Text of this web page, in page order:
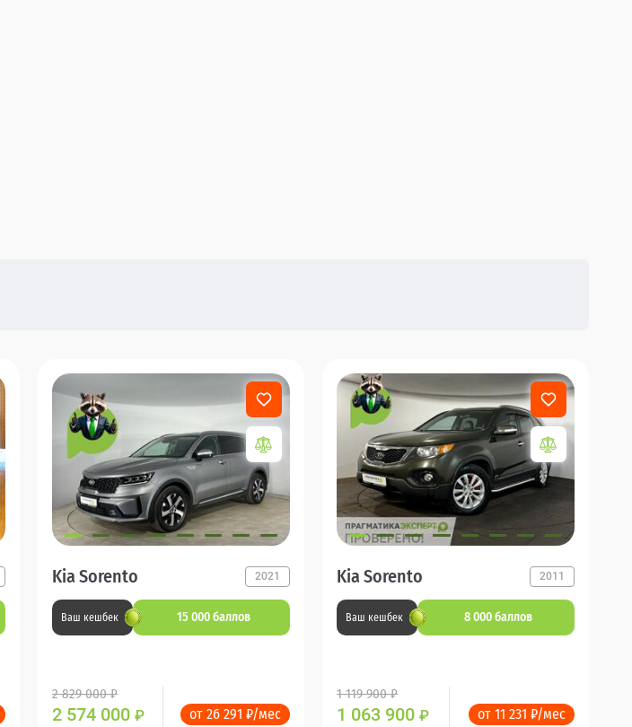
Kia Sorento 2021
Ваш кешбек 15 000 баллов
2 829 000 ₽
2 574 000 ₽ от 26 291 ₽/мес
Kia Sorento 2011
Ваш кешбек 8 000 баллов
1 119 900 ₽
1 063 900 ₽ от 11 231 ₽/мес